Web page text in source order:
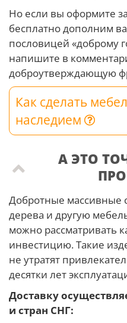
Но если вы оформите
бесплатно дополним
пословицей «доброму
напишите в
доброутверждающую
Как сделать
наследием
А ЭТО
Добротные массивные
дерева и другую
можно рассматривать
инвестицию. Такие
не утратят
десятки лет
Доставку
и стран СНГ: